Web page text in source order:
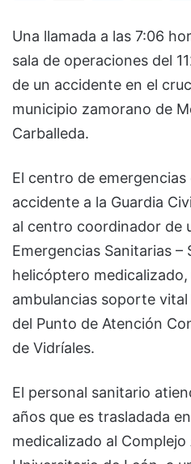
Una llamada a las 7:06
sala de operaciones del
de un accidente en el
municipio zamorano de
Carballeda.
El centro de
accidente a la Guardia
al centro coordinador de
Emergencias Sanitarias –
helicóptero medicalizado,
ambulancias soporte
del Punto de Atención
de Vidríales.
El personal sanitario
años que es trasladada
medicalizado al Complejo